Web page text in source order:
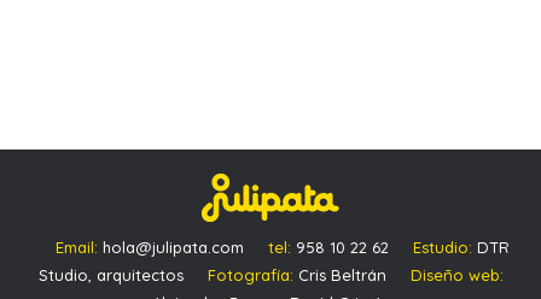
Email: hola@julipata.com tel: 958 10 22 62 Estudio: DTR
Studio, arquitectos
Fotografía: Cris Beltrán
Diseño web: